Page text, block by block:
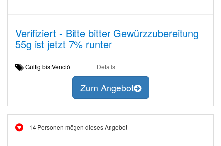
Verifiziert - Bitte bitter Gewürzzubereitung
55g ist jetzt 7% runter
Gültig bis:Venció Details
Zum Angebot
14 Personen mögen dieses Angebot